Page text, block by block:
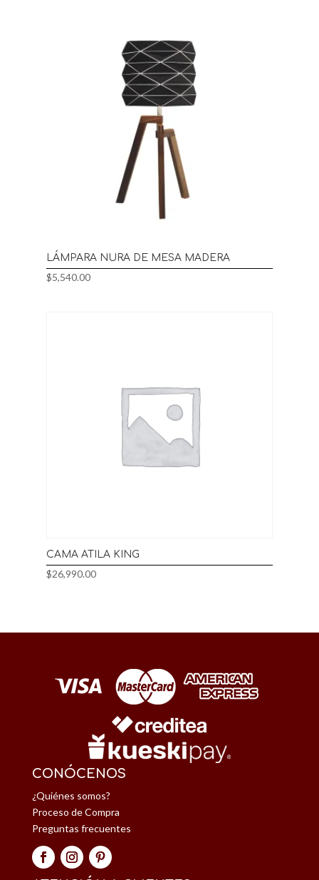
LÁMPARA NURA DE MESA MADERA
$5,540.00
CAMA ATILA KING
$26,990.00
CONÓCENOS
¿Quiénes somos?
Proceso de Compra
Preguntas frecuentes